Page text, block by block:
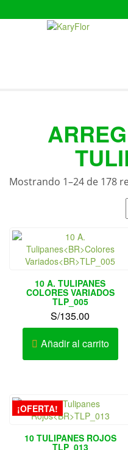
to
Mostrando 1–24 de 178
10 A. TULIPANES
COLORES VARIADOS
TLP_005
S/135.00
Añadir al carrito
¡OFERTA!
10 TULIPANES ROJOS
TLP_013